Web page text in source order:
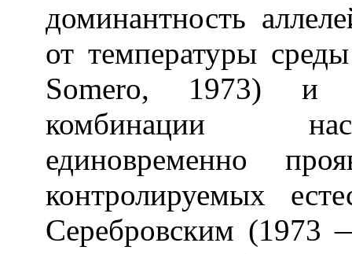
доминантность
от температуры
Somero, 1973) и
комбинации
единовременно
контролируемых
Серебровским (1973